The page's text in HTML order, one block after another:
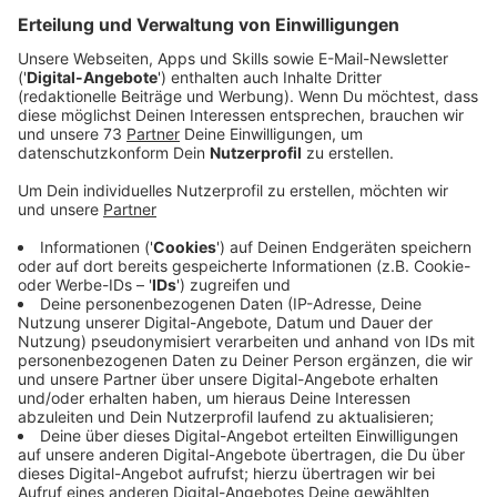
Anzeige
Am Wochenende eröffnet das Spaßbad in
Heiden
Anzeige
Mit dem Hochdruckreiniger den Beckenboden säubern
oder Fugen versiegeln, unsere Morningshow
Moderatoren Daniel Krawinkel und Sina Kuipers haben
bei der Vorbereitung des Heidener Spaßbad
mitgeholfen und haben so einige interessante Fakten
dabei erfahren. Denn am Samstag öffnet das
Spassbad als erstes Freibad im Westmünsterland und
dafür hat es auch jede Menge Hilfe gebraucht.Zu den
genauen Öffnungszeiten und Preisen geht es hier.